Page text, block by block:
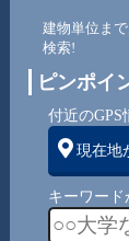
建物単位ま
検索!
ピンポイ
付近のGPS
現在地
キーワード